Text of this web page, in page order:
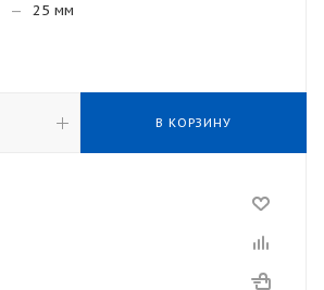
— 25 мм
В КОРЗИНУ